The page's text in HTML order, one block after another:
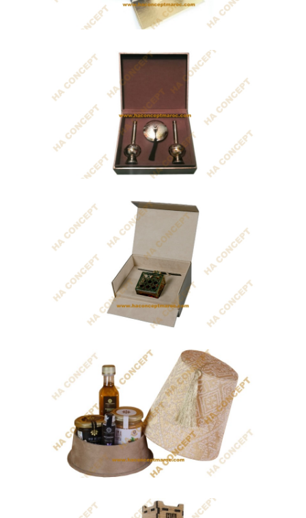
plusieurs...
Service à thé artisanal qui contient: -...
Coffret Arabian Nights
• 2 Lances-parfum "Mricha" en cuivre
Coffret Plaisir Doré
Diffuseur de parfum accompagné de
Coffret Tafraoute
Coffret Natural Beauty